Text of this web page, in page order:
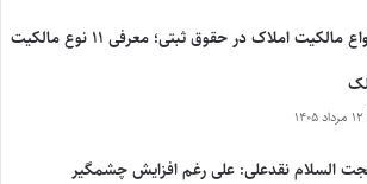
انواع مالکیت املاک در حقوق ثبتی؛ معرفی ۱۱ نوع مالکیت
۱۲ مرداد ۱۴۰۵
السلام نقدعلی: علی رغم افزایش چشمگیر